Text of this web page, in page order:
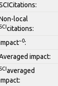
local
citations:
~0:
impact:
averaged